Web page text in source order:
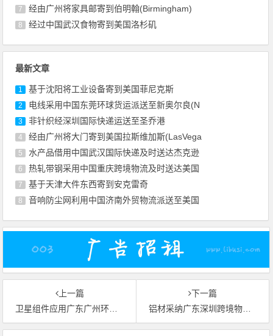
7 经由广州将家具邮寄到伯明翰(Birmingham)
8 经过中国武汉食物寄到美国洛杉矶
最新文章
1 基于沈阳将工业设备寄到美国菲尼克斯
2 电线采用中国东莞环球货运派送至新奥尔良(N
3 非针织经深圳国际快递运送至圣乔港
4 经由广州将大门寄到美国拉斯维加斯(LasVega
5 水产品借用中国武汉国际快递及时送达杰克逊
6 热轧带钢采用中国重庆跨境物流及时送达美国
7 基于天津大件东西寄到安克雷奇
8 音响防尘网利用中国济南外贸物流派送至美国
上一篇
卫星组件应用广东广州环球货运运到南非德班
下一篇
铝材采纳广东深圳跨境物流运抵沙特阿拉伯吉达